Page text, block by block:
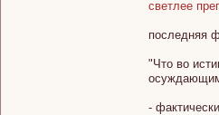
светлее
последняя
"Что во
-